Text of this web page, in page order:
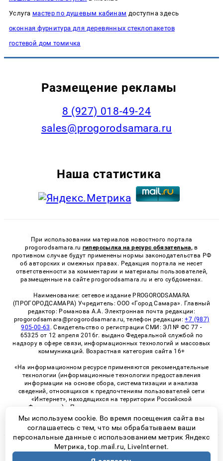
Услуга мастер по душевым кабинам доступна здесь
оконная фурнитура для деревянных стеклопакетов
гостевой дом томичка
Размещение рекламы
8 (927) 018-49-24
sales@progorodsamara.ru
Наша статистика
При использовании материалов новостного портала
progorodsamara.ru гиперссылка на ресурс обязательна, в
противном случае будут применены нормы законодательства РФ
об авторских и смежных правах. Редакция портала не несет
ответственности за комментарии и материалы пользователей,
размещенные на сайте progorodsamara.ru и его субдоменах.
Наименование: сетевое издание PROGORODSAMARA
(ПРОГОРОДСАМАРА) Учредитель: ООО «Город Самара». Главный
редактор: Романова А.А. Электронная почта редакции:
progorodsamara@progorodsamara.ru, телефон редакции:+7 (987)
905-00-63 . Свидетельство о регистрации СМИ: ЭЛ № ФС 77 -
65325 от 12 апреля 2016г. выдано Федеральной службой по
надзору в сфере связи, информационных технологий и массовых
коммуникаций. Возрастная категория сайта 16+
«На информационном ресурсе применяются рекомендательные
технологии (информационные технологии предоставления
информации на основе сбора, систематизации и анализа
сведений, относящихся к предпочтениям пользователей сети
«Интернет», находящихся на территории Российской
Федерации)». Правила применения рекомендательных
технологий в виджетах рекламно-обменной сети
«СМИ2» (PDF)
© 2026 «ProGorodSamara» | Все права защищены
Мы используем cookie. Во время посещения сайта вы
соглашаетесь с тем, что мы обрабатываем ваши
персональные данные с использованием метрик Яндекс
Метрика, top.mail.ru, LiveInternet.